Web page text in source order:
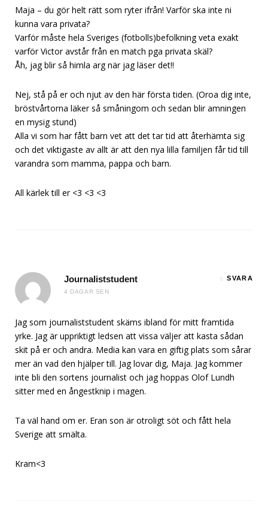
Maja – du gör helt rätt som ryter ifrån! Varför ska inte ni
kunna vara privata?
Varför måste hela Sveriges (fotbolls)befolkning veta exakt
varför Victor avstår från en match pga privata skäl?
Åh, jag blir så himla arg när jag läser det!!
Nej, stå på er och njut av den här första tiden. (Oroa dig inte,
bröstvårtorna läker så småningom och sedan blir amningen
en mysig stund)
Alla vi som har fått barn vet att det tar tid att återhämta sig
och det viktigaste av allt är att den nya lilla familjen får tid till
varandra som mamma, pappa och barn.
All kärlek till er <3 <3 <3
Journaliststudent
4 DAGAR SEN
SVARA
Jag som journaliststudent skäms ibland för mitt framtida
yrke. Jag är uppriktigt ledsen att vissa väljer att kasta sådan
skit på er och andra. Media kan vara en giftig plats som sårar
mer än vad den hjälper till. Jag lovar dig, Maja. Jag kommer
inte bli den sortens journalist och jag hoppas Olof Lundh
sitter med en ångestknip i magen.
Ta väl hand om er. Eran son är otroligt söt och fått hela
Sverige att smälta.
Kram<3